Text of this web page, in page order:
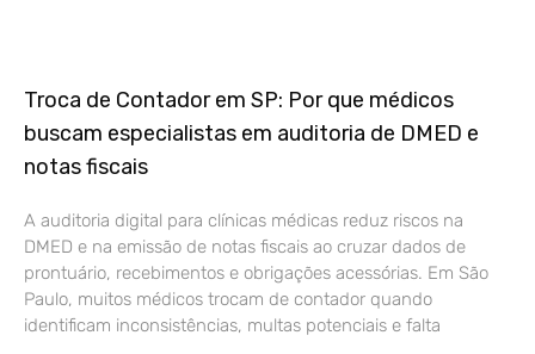
Troca de Contador em SP: Por que médicos
buscam especialistas em auditoria de DMED e
notas fiscais
A auditoria digital para clínicas médicas reduz riscos na
DMED e na emissão de notas fiscais ao cruzar dados de
prontuário, recebimentos e obrigações acessórias. Em São
Paulo, muitos médicos trocam de contador quando
identificam inconsistências, multas potenciais e falta